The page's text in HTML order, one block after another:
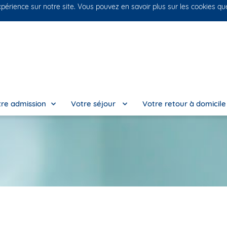
admission Votre séjour Votre retour à domicile
sur notre site. Vous pouvez en savoir plus sur les cookies